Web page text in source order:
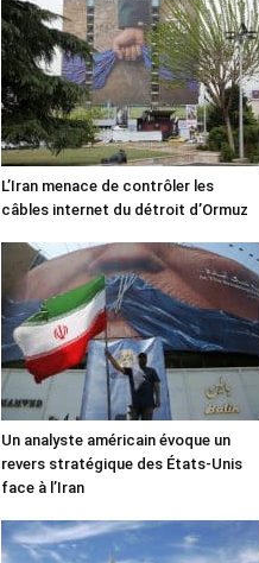
L’Iran menace de contrôler les
câbles internet du détroit d’Ormuz
Un analyste américain évoque un
revers stratégique des États-Unis
face à l’Iran